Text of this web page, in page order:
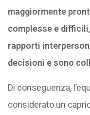
maggiormente
complesse e
rapporti
decisioni e sono
Di conseguenza,
considerato un